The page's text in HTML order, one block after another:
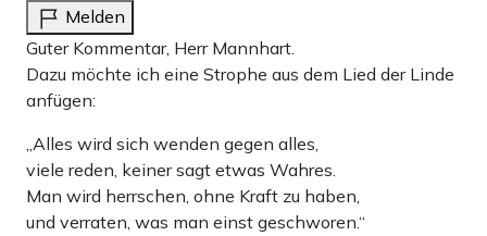
Melden
Guter Kommentar, Herr Mannhart.
Dazu möchte ich eine Strophe aus dem Lied der Linde
anfügen:
„Alles wird sich wenden gegen alles,
viele reden, keiner sagt etwas Wahres.
Man wird herrschen, ohne Kraft zu haben,
und verraten, was man einst geschworen.“